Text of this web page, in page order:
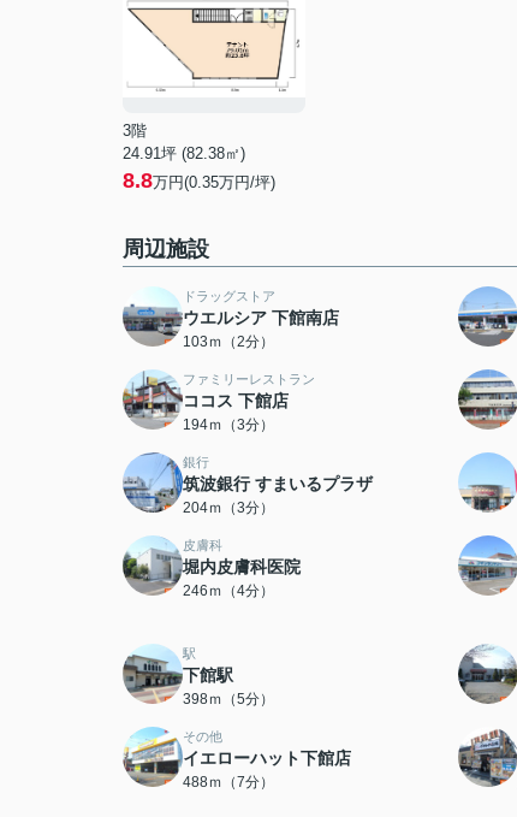
3階
24.91坪 (82.38㎡)
8.8万円(0.35万円/坪)
周辺施設
ドラッグストア
ウエルシア 下館南店
103ｍ（2分）
ファミリーレストラン
ココス 下館店
194ｍ（3分）
銀行
筑波銀行 すまいるプラザ
204ｍ（3分）
皮膚科
堀内皮膚科医院
246ｍ（4分）
駅
下館駅
398ｍ（5分）
その他
イエローハット下館店
488ｍ（7分）